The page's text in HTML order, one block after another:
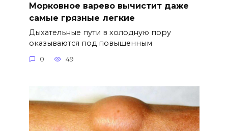
Морковное варево вычистит даже
самые грязные легкие
Дыхательные пути в холодную пору
оказываются под повышенным
0 49